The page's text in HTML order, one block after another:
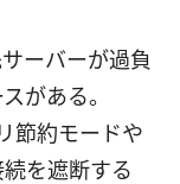
ーバーが過負
がある。
節約モードや
を遮断する